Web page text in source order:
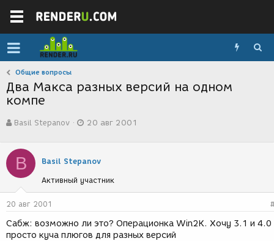
Общие вопросы
Два Макса разных версий на одном
компе
в
о
р
т
е
м
ы
Basil Stepanov
а
с
з
д
и
я
20 авг 2001
B Basil Stepanov
Активный участник
20 авг 2001
Сабж: возможно ли это? Операционка Win2K. Хочу 3.1 и
просто куча плюгов для разных версий